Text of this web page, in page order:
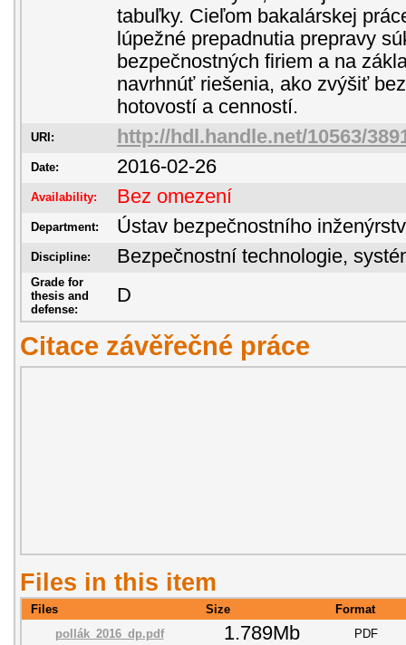
tabuľky. Cieľom bakalárskej
lúpežné prepadnutia prepravy
bezpečnostných firiem a na
navrhnúť riešenia, ako zvýšiť
hotovostí a cenností.
URI: http://hdl.handle.net/10563/
Date: 2016-02-26
Availability: Bez omezení
Department: Ústav bezpečnostního
Discipline: Bezpečnostní technologie,
Grade for
thesis and
defense:
D
Citace závěřečné práce
Files in this item
Files Size
Format
pollák_2016_dp.pdf
1.789Mb PDF